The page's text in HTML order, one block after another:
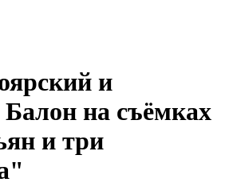
и
на съёмках
и три